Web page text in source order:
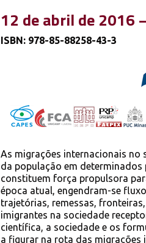
12 de abril de 2016
ISBN: 978-85-88258-43-3
As migrações internacionais no
da população em
constituem força propulsora
época atual, engendram-se
trajetórias, remessas,
imigrantes na sociedade
científica, a sociedade e os
a figurar na rota das